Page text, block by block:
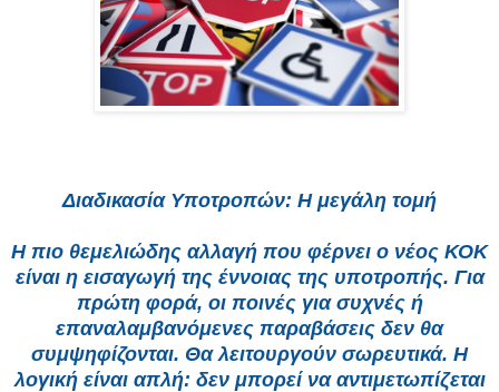
Διαδικασία Υποτροπών: Η μεγάλη τομή
Η πιο θεμελιώδης αλλαγή που φέρνει ο νέος ΚΟΚ
είναι η εισαγωγή της έννοιας της υποτροπής. Για
πρώτη φορά, οι ποινές για συχνές ή
επαναλαμβανόμενες παραβάσεις δεν θα
συμψηφίζονται. Θα λειτουργούν σωρευτικά. Η
λογική είναι απλή: δεν μπορεί να αντιμετωπίζεται